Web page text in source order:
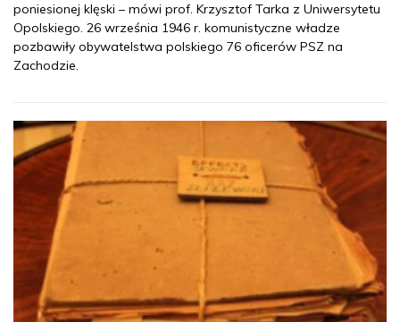
poniesionej klęski – mówi prof. Krzysztof Tarka z Uniwersytetu
Opolskiego. 26 września 1946 r. komunistyczne władze
pozbawiły obywatelstwa polskiego 76 oficerów PSZ na
Zachodzie.